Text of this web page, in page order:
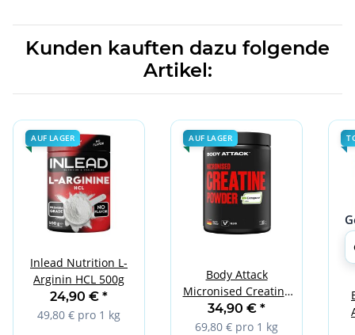
Kunden kauften dazu folgende
Artikel:
AUF LAGER
Inlead Nutrition L-
Arginin HCL 500g
24,90 € *
49,80 € pro 1 kg
AUF LAGER
Body Attack
Micronised Creatine
Powder Creapure 500
g
34,90 € *
69,80 € pro 1 kg